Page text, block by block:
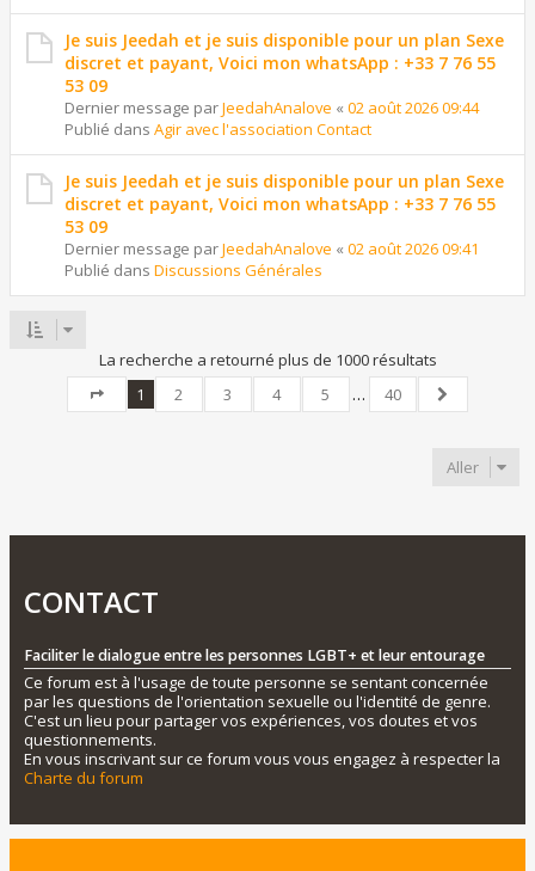
Je suis Jeedah et je suis disponible pour un plan Sexe
discret et payant, Voici mon whatsApp : +33 7 76 55
53 09
Dernier message parJeedahAnalove « 02 août 2026 09:44
Publié dans Agir avec l'association Contact
Je suis Jeedah et je suis disponible pour un plan Sexe
discret et payant, Voici mon whatsApp : +33 7 76 55
53 09
Dernier message parJeedahAnalove « 02 août 2026 09:41
Publié dans Discussions Générales
La recherche a retourné plus de 1000 résultats
Page sur40
1 2 3 4 5 …
40
Suivant
Aller
CONTACT
Faciliter le dialogue entre les personnes LGBT+ et leur entourage
Ce forum est à l'usage de toute personne se sentant concernée
par les questions de l'orientation sexuelle ou l'identité de genre.
C'est un lieu pour partager vos expériences, vos doutes et vos
questionnements.
En vous inscrivant sur ce forum vous vous engagez à respecter la
Charte du forum